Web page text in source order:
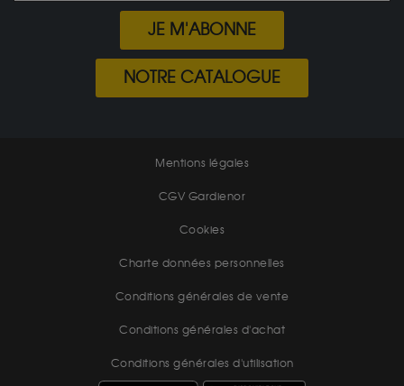
JE M'ABONNE
NOTRE CATALOGUE
Mentions légales
CGV Gardienor
Cookies
Charte données personnelles
Conditions générales de vente
Conditions générales d'achat
Conditions générales d'utilisation